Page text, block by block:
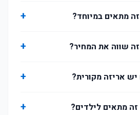
מתאים במיוחד? +
שווה את המחיר? +
אריזה מקורית? +
מתאים לילדים? +